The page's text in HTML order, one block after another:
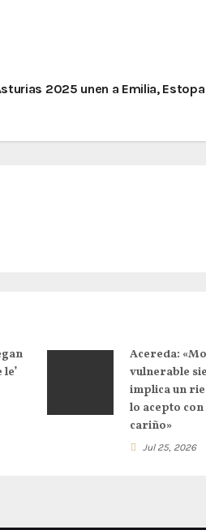
2025 unen a Emilia, Estopa
Acereda:
vulnerable
implica un
lo acepto
cariño»
Jul 25, 2026